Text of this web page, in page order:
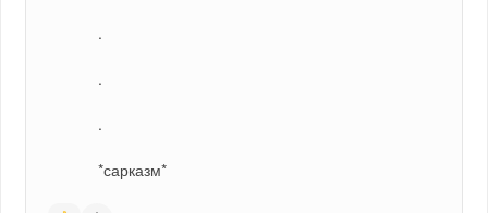
.
.
.
*сарказм*